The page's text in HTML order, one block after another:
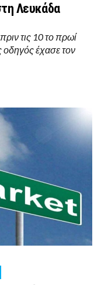
Λευκάδα
τις 10 το πρωί
έχασε τον